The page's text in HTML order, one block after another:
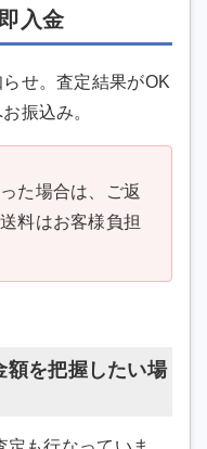
入金
せ。査定結果がOK
振込み。
た場合は、ご返
料はお客様負担
額を把握したい場